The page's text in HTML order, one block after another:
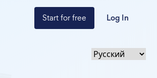
Start for free Log In